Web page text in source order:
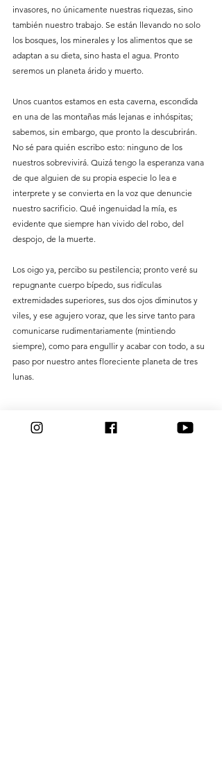
invasores, no únicamente nuestras riquezas, sino
también nuestro trabajo. Se están llevando no solo
los bosques, los minerales y los alimentos que se
adaptan a su dieta, sino hasta el agua. Pronto
seremos un planeta árido y muerto.
Unos cuantos estamos en esta caverna, escondida
en una de las montañas más lejanas e inhóspitas;
sabemos, sin embargo, que pronto la descubrirán.
No sé para quién escribo esto: ninguno de los
nuestros sobrevivirá. Quizá tengo la esperanza vana
de que alguien de su propia especie lo lea e
interprete y se convierta en la voz que denuncie
nuestro sacrificio. Qué ingenuidad la mía, es
evidente que siempre han vivido del robo, del
despojo, de la muerte.
Los oigo ya, percibo su pestilencia; pronto veré su
repugnante cuerpo bípedo, sus ridículas
extremidades superiores, sus dos ojos diminutos y
viles, y ese agujero voraz, que les sirve tanto para
comunicarse rudimentariamente (mintiendo
siempre), como para engullir y acabar con todo, a su
paso por nuestro antes floreciente planeta de tres
lunas.